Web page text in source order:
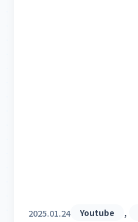
2025.01.24 Youtube ,